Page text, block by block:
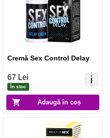
Adaugă în coș
ℹ️
Cremă Sex Control Delay
67 Lei
În stoc